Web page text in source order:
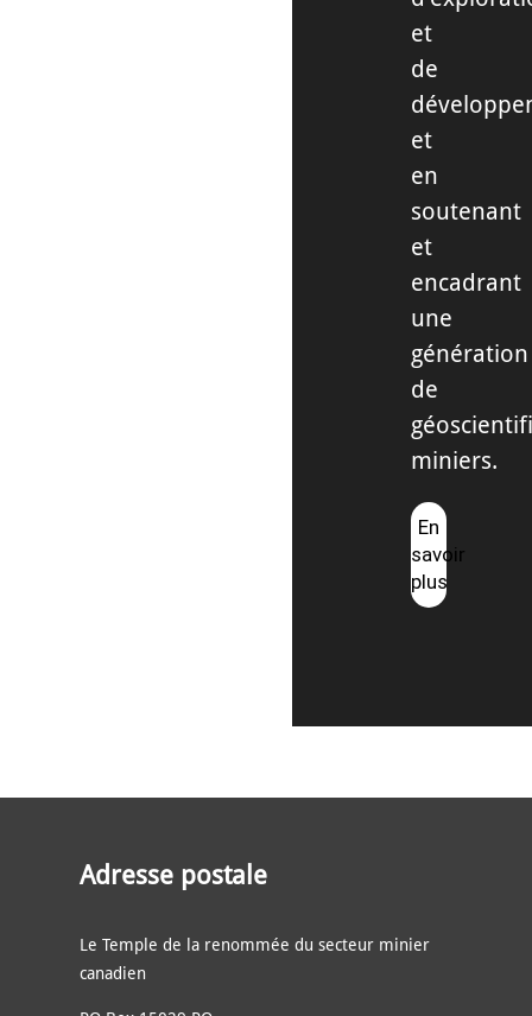
et
de
et
en
soutenant
et
encadrant
une
génération
de
miniers.
En
savoir
plus
Adresse postale
Le Temple de la renommée du secteur minier
canadien